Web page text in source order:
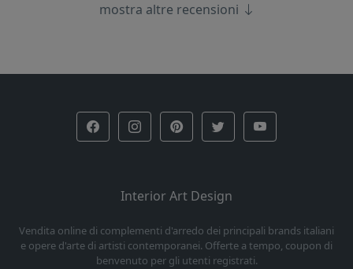
mostra altre recensioni
Interior Art Design
Vendita online di complementi d'arredo dei principali brands italiani
e opere d'arte di artisti contemporanei. Offerte a tempo, coupon di
benvenuto per gli utenti registrati.